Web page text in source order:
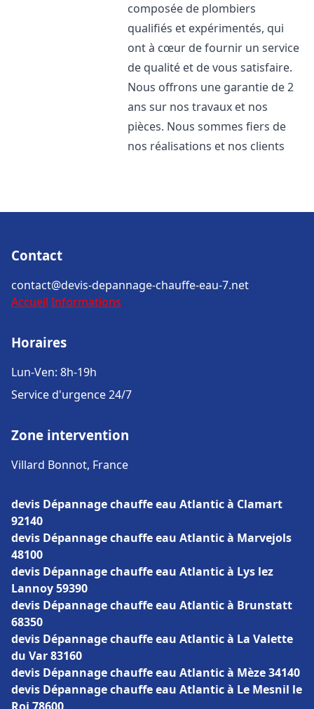
composée de plombiers
qualifiés et expérimentés, qui
ont à cœur de fournir un service
de qualité et de vous satisfaire.
Nous offrons une garantie de 2
ans sur nos travaux et nos
pièces. Nous sommes fiers de
nos réalisations et nos clients
Contact
contact@devis-depannage-chauffe-eau-7.net
Accueil Informations
Horaires
Lun-Ven: 8h-19h
Service d'urgence 24/7
Zone intervention
Villard Bonnot, France
devis Dépannage chauffe eau Atlantic à Clamart
92140
devis Dépannage chauffe eau Atlantic à Marvejols
48100
devis Dépannage chauffe eau Atlantic à Lys lez
Lannoy 59390
devis Dépannage chauffe eau Atlantic à Brunstatt
68350
devis Dépannage chauffe eau Atlantic à La Valette
du Var 83160
devis Dépannage chauffe eau Atlantic à Mèze 34140
devis Dépannage chauffe eau Atlantic à Le Mesnil le